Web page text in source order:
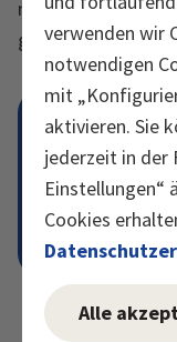
verwenden wir
notwendigen
mit
aktivieren. Sie
jederzeit in der
Einstellungen“
Cookies
Alle
marinierten
garnieren und
Tofu wird